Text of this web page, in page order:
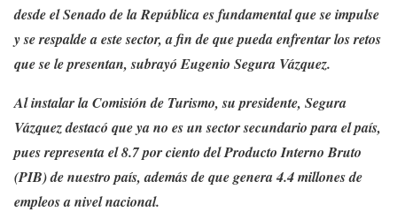
desde el Senado de la República es fundamental que se impulse
y se respalde a este sector, a fin de que pueda enfrentar los retos
que se le presentan, subrayó Eugenio Segura Vázquez.
Al instalar la Comisión de Turismo, su presidente, Segura
Vázquez destacó que ya no es un sector secundario para el país,
pues representa el 8.7 por ciento del Producto Interno Bruto
(PIB) de nuestro país, además de que genera 4.4 millones de
empleos a nivel nacional.